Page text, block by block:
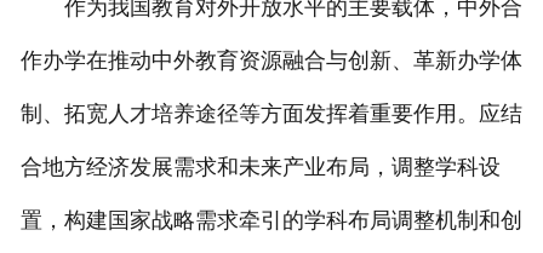
作为我国教育对外开放水平的主要载体，中外合
作办学在推动中外教育资源融合与创新、革新办学体
制、拓宽人才培养途径等方面发挥着重要作用。应结
合地方经济发展需求和未来产业布局，调整学科设
置，构建国家战略需求牵引的学科布局调整机制和创